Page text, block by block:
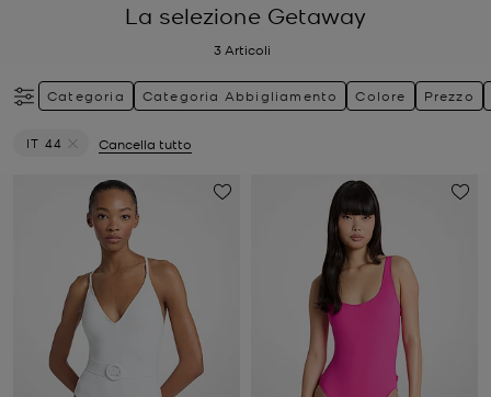
La selezione Getaway
3Articoli
Categoria Categoria Abbigliamento Colore Prezzo
IT 44
Cancella tutto